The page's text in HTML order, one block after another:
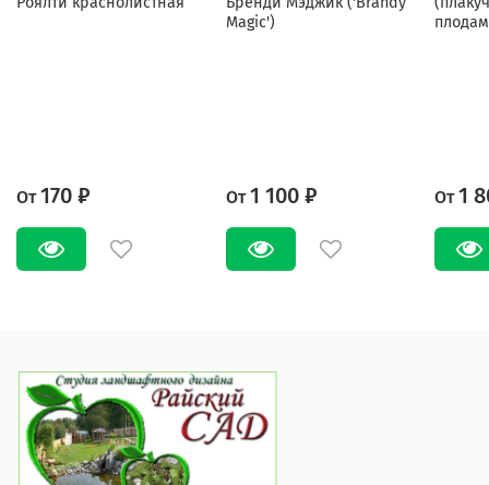
От 170 ₽
Magic')
От 1 100 ₽ От 1